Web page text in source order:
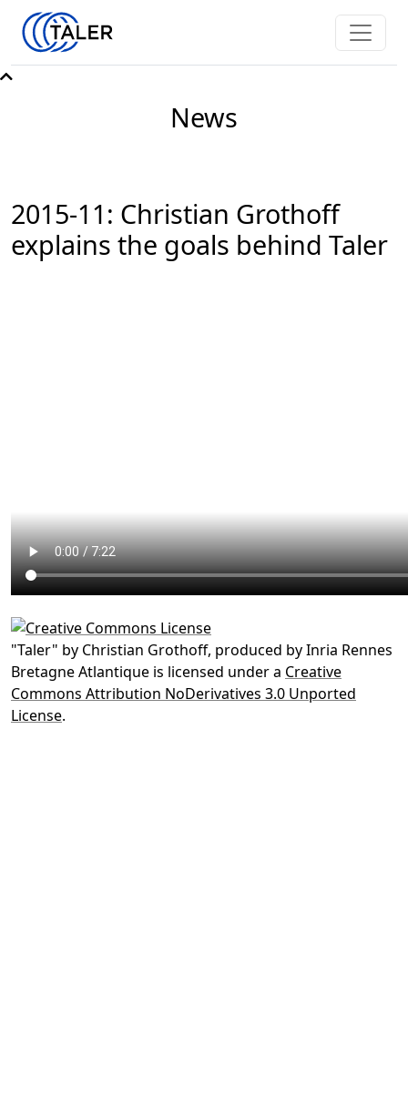
News
2015-11: Christian Grothoff
explains the goals behind Taler
"Taler" by Christian Grothoff, produced by Inria Rennes
Bretagne Atlantique is licensed under a Creative
Commons Attribution NoDerivatives 3.0 Unported
License.